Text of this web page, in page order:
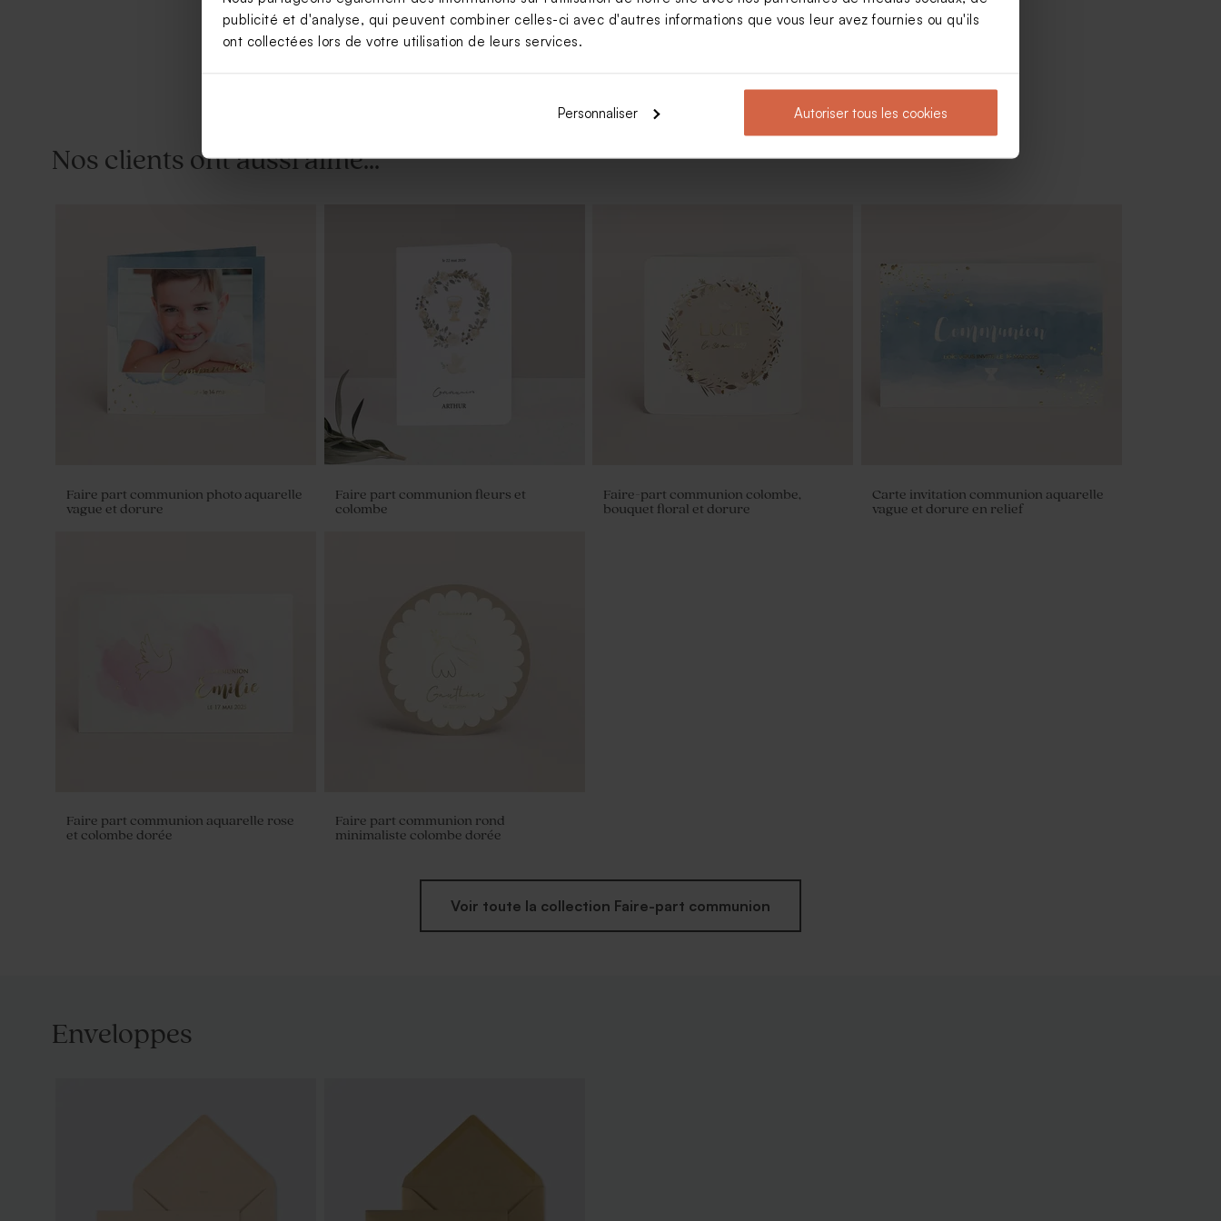
publicité et d'analyse, qui peuvent combiner celles-ci avec d'autres informations que vous leur avez fournies ou qu'ils
ont collectées lors de votre utilisation de leurs services.
Personnaliser Autoriser tous les cookies
Savon artisanal communion senteur
Pic à planter décoratif personnalisable
Contenant en verre nervuré
communion et son couvercle bois
Diffuseur de parfum communion en
Nos clients ont aussi aimé...
Faire part communion photo aquarelle
vague et dorure
Faire part communion fleurs et
colombe
Faire-part communion colombe,
bouquet floral et dorure
Carte invitation communion aquarelle
vague et dorure en relief
Faire part communion aquarelle rose
et colombe dorée
Faire part communion rond
minimaliste colombe dorée
Voir toute la collection Faire-part communion
Enveloppes